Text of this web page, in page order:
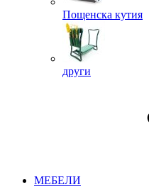
Пощенска кутия
други
МЕБЕЛИ